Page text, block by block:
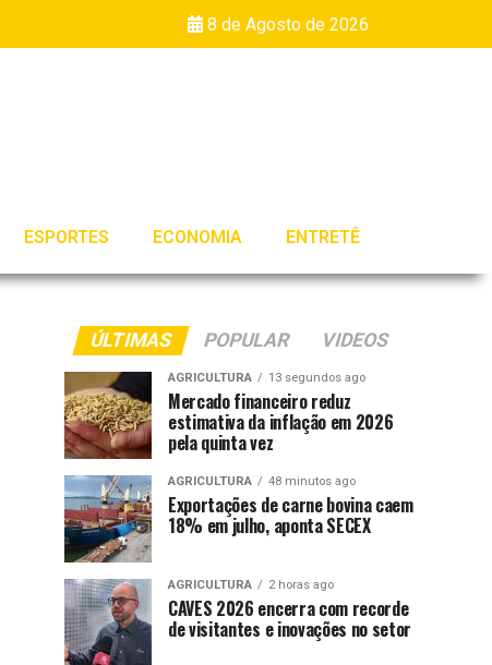
8 de Agosto de 2026
ESPORTES ECONOMIA ENTRETÊ
ÚLTIMAS POPULAR VIDEOS
AGRICULTURA 13 segundos ago
Mercado financeiro reduz
estimativa da inflação em 2026
pela quinta vez
AGRICULTURA 48 minutos ago
Exportações de carne bovina caem
18% em julho, aponta SECEX
AGRICULTURA 2 horas ago
CAVES 2026 encerra com recorde
de visitantes e inovações no setor